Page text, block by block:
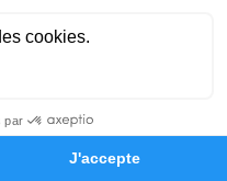
Hommages
à 14h00
de Évreux